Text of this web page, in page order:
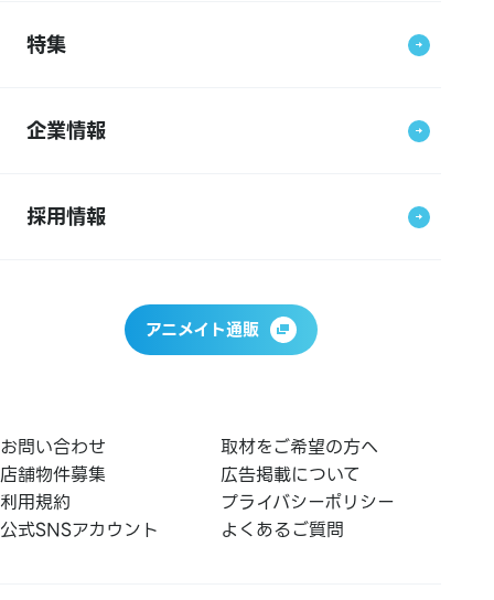
特集
企業情報
採用情報
アニメイト通販
お問い合わせ
取材をご希望の方へ
店舗物件募集
広告掲載について
利用規約
プライバシーポリシー
公式SNSアカウント
よくあるご質問